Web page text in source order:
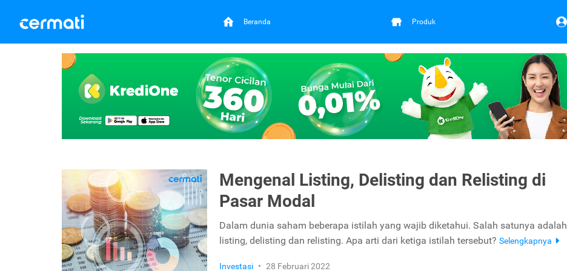
Beranda Produk
Mengenal Listing, Delisting dan Relisting di
Pasar Modal
Dalam dunia saham beberapa istilah yang wajib diketahui. Salah satunya adalah
listing, delisting dan relisting. Apa arti dari ketiga istilah tersebut? Selengkapnya
Investasi • 28 Februari 2022